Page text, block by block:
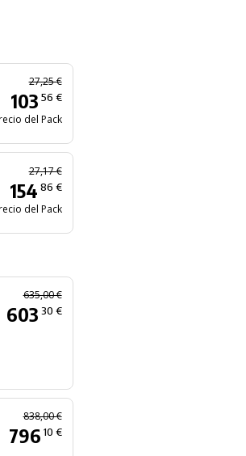
27,25 €
103 56 €
del Pack
27,17 €
154 86 €
del Pack
635,00 €
603 30 €
838,00 €
796 10 €